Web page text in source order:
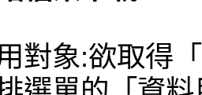
對象:欲取得